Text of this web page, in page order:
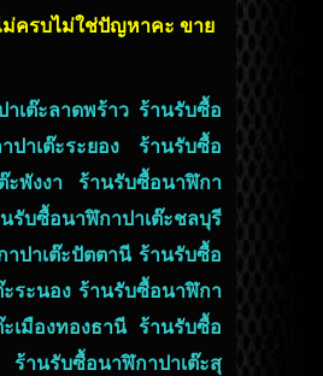
ม่ครบไม่ใช่ปัญหาคะ ขาย
เต๊ะลาดพร้าว ร้านรับซื้อ
ปาเต๊ะระยอง ร้านรับซื้อ
ะพังงา ร้านรับซื้อนาฬิกา
รับซื้อนาฬิกาปาเต๊ะชลบุรี
ปาเต๊ะปัตตานี ร้านรับซื้อ
ะระนอง ร้านรับซื้อนาฬิกา
เมืองทองธานี ร้านรับซื้อ
านรับซื้อนาฬิกาปาเต๊ะสุ